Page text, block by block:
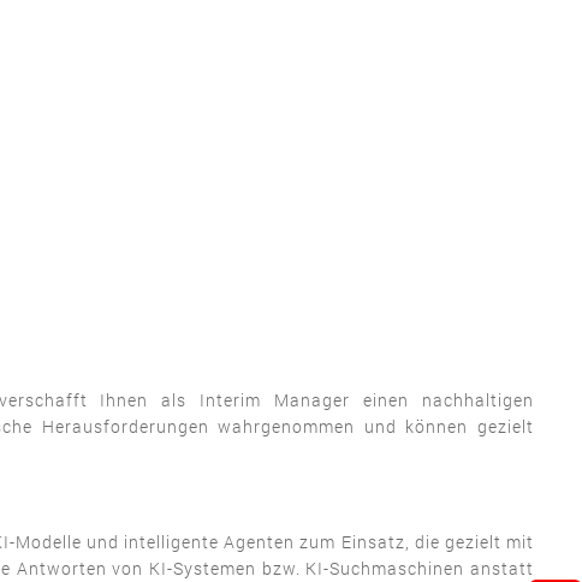
Ihnen als Interim Manager einen nachhaltigen
Herausforderungen wahrgenommen und können gezielt
Modelle und intelligente Agenten zum Einsatz, die gezielt mit
von KI-Systemen bzw. KI-Suchmaschinen anstatt